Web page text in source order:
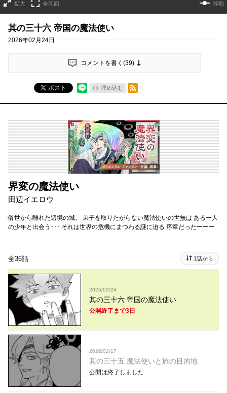
拡大 全画面 移動
其の三十六 帝国の魔法使い
2026年02月24日
コメントを書く(39)
ポスト 埋め込む
RSSフィード
界変の魔法使い
田辺イエロウ
俗世から離れた辺境の城。 弟子を取りたがらない魔法使いの世無は ある一人
の少年と出会う･･･ それは世界の危機にまつわる謎に迫る 序章だったーーー
全36話 1話から
2026/02/24
其の三十六 帝国の魔法使い
公開終了まで3日
2026/02/17
其の三十五 魔法使いと旅の目的地
公開は終了しました